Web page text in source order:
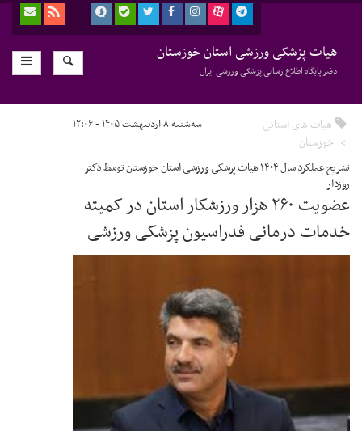
هیات پزشکی ورزشی استان خوزستان
دفتر پایگاه اطلاع رسانی پزشکی ورزشی ایران
هیات های استانی
خوزستان
سه‌شنبه ۸ اردیبهشت ۱۴۰۵ - ۱۲:۰۶
تشریح عملکرد سال ۱۴۰۴ هیات پزشکی ورزشی استان خوزستان توسط دکتر
روزدار
عضویت ۲۶۰ هزار ورزشکار استان در کمیته
خدمات درمانی فدراسیون پزشکی ورزشی